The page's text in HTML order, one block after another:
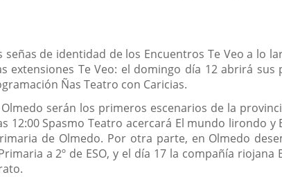
de identidad de los Encuentros Te Veo a lo
extensiones Te Veo: el domingo día 12 abrirá
Ñas Teatro con Caricias.
serán los primeros escenarios de la
12:00 Spasmo Teatro acercará El mundo lirondo
de Olmedo. Por otra parte, en Olmedo
a 2º de ESO, y el día 17 la compañía